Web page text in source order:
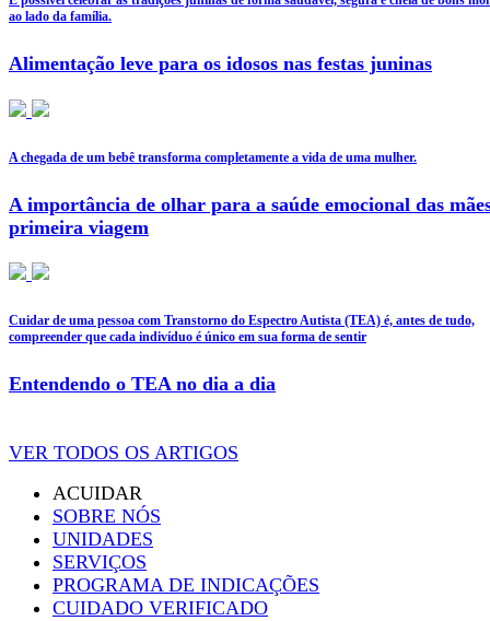
ao lado da família.
Alimentação leve para os idosos nas festas juninas
A chegada de um bebê transforma completamente a vida de uma mulher.
A importância de olhar para a saúde emocional das
primeira viagem
Cuidar de uma pessoa com Transtorno do Espectro Autista (TEA) é, antes de tudo,
compreender que cada indivíduo é único em sua forma de sentir
Entendendo o TEA no dia a dia
VER TODOS OS ARTIGOS
ACUIDAR
SOBRE NÓS
UNIDADES
SERVIÇOS
PROGRAMA DE INDICAÇÕES
CUIDADO VERIFICADO